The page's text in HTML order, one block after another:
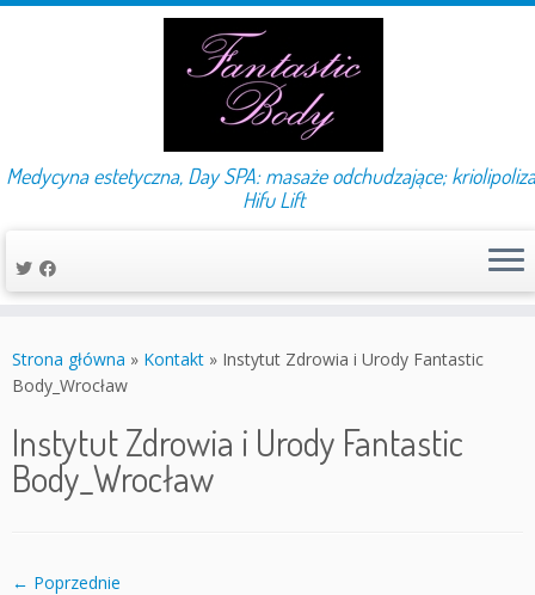
do
treści
Medycyna estetyczna, Day SPA: masaże odchudzające;
Hifu Lift
Strona główna » Kontakt » Instytut Zdrowia i Urody Fantastic
Body_Wrocław
Instytut Zdrowia i Urody Fantastic
Body_Wrocław
← Poprzednie